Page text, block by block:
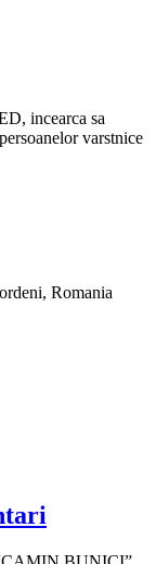
incearca sa
varstnice
Romania